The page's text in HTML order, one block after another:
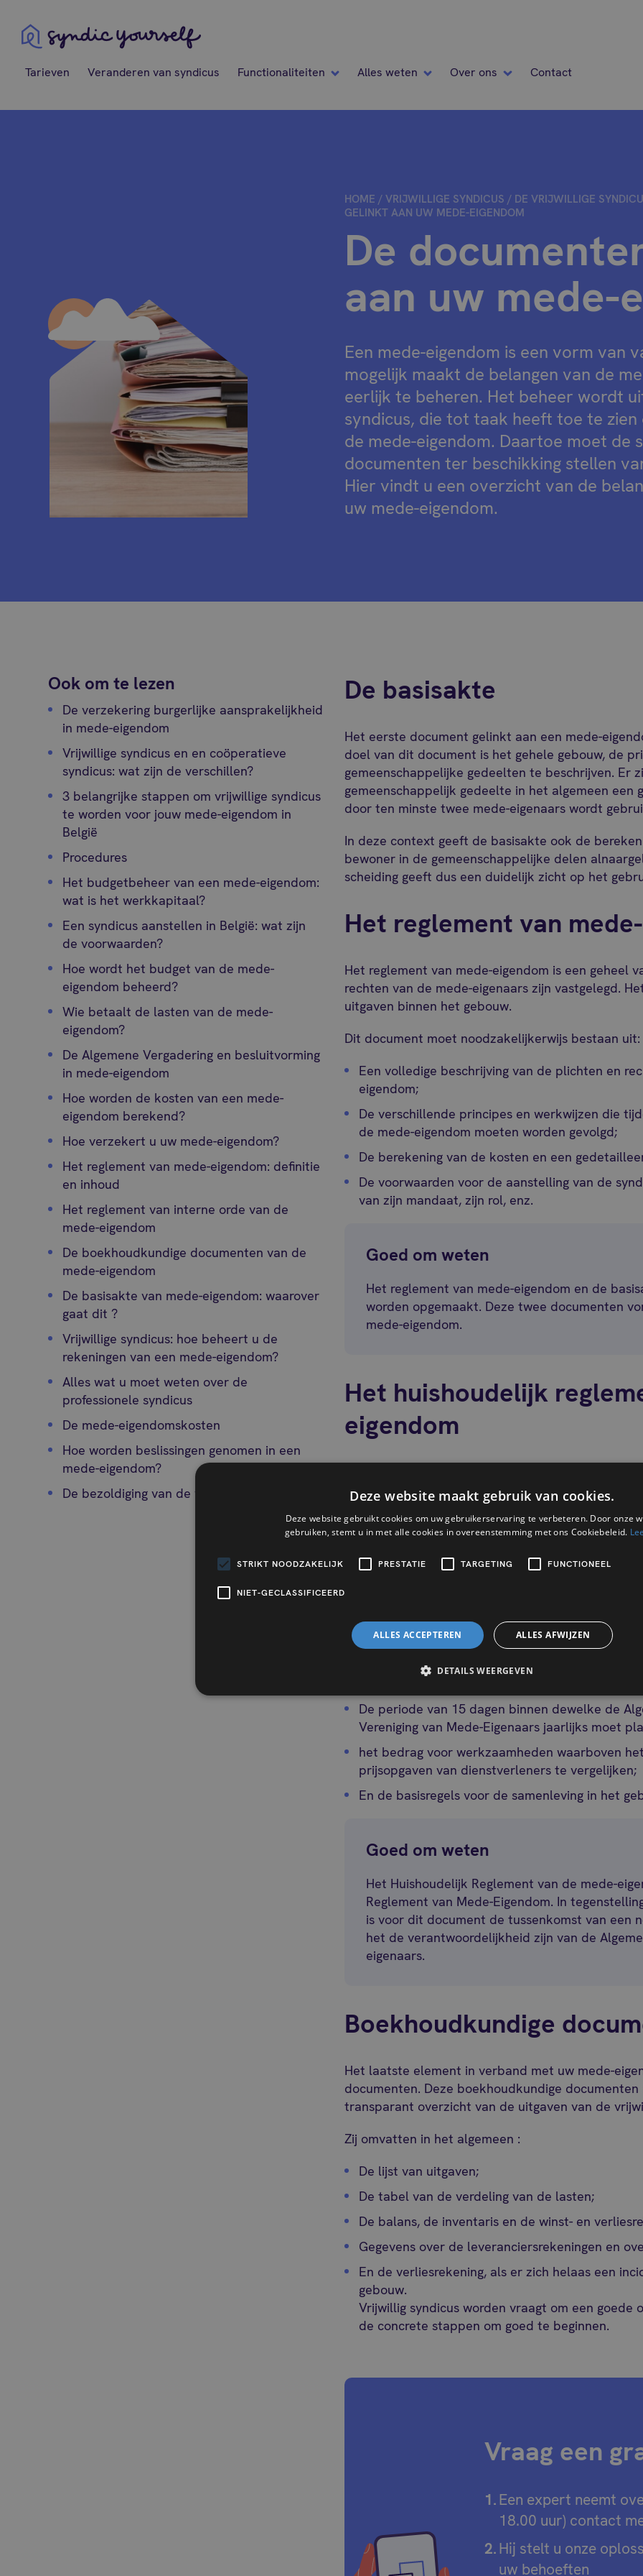
Syndic Yourself
Tarieven Veranderen van syndicus Functionaliteiten Alles weten Over ons Contact
HOME /VRIJWILLIGE SYNDICUS / DE VRIJWILLIGE
GELINKT AAN UW MEDE-EIGENDOM
De
aan uw mede-
Een mede-eigendom is een vorm van
mogelijk maakt de belangen van de
eerlijk te beheren. Het beheer wordt
syndicus, die tot taak heeft toe te
de mede-eigendom. Daartoe moet de
documenten ter beschikking stellen
Hier vindt u een overzicht van de
uw mede-eigendom.
Ook om te lezen
De verzekering burgerlijke aansprakelijkheid
in mede-eigendom
Vrijwillige syndicus en en coöperatieve
syndicus: wat zijn de verschillen?
3 belangrijke stappen om vrijwillige syndicus
te worden voor jouw mede-eigendom in
België
Procedures
Het budgetbeheer van een mede-eigendom:
wat is het werkkapitaal?
Een syndicus aanstellen in België: wat zijn
de voorwaarden?
Hoe wordt het budget van de mede-
eigendom beheerd?
Wie betaalt de lasten van de mede-
eigendom?
De Algemene Vergadering en besluitvorming
in mede-eigendom
Hoe worden de kosten van een mede-
eigendom berekend?
Hoe verzekert u uw mede-eigendom?
Het reglement van mede-eigendom: definitie
en inhoud
Het reglement van interne orde van de
mede-eigendom
De boekhoudkundige documenten van de
mede-eigendom
De basisakte van mede-eigendom: waarover
gaat dit ?
Vrijwillige syndicus: hoe beheert u de
rekeningen van een mede-eigendom?
Alles wat u moet weten over de
professionele syndicus
De mede-eigendomskosten
Hoe worden beslissingen genomen in een
mede-eigendom?
De bezoldiging van de vrijwillige syndicus
De basisakte
Het eerste document gelinkt aan een mede-
doel van dit document is het gehele gebouw, de
gemeenschappelijke gedeelten te beschrijven. Er
gemeenschappelijk gedeelte in het algemeen een
door ten minste twee mede-eigenaars wordt
In deze context geeft de basisakte ook de
bewoner in de gemeenschappelijke delen
scheiding geeft dus een duidelijk zicht op het
Het reglement van
Het reglement van mede-eigendom is een geheel
rechten van de mede-eigenaars zijn vastgelegd.
uitgaven binnen het gebouw.
Dit document moet noodzakelijkerwijs bestaan uit:
Een volledige beschrijving van de plichten en
eigendom;
De verschillende principes en werkwijzen die
de mede-eigendom moeten worden gevolgd;
De berekening van de kosten en een
De voorwaarden voor de aanstelling van de
van zijn mandaat, zijn rol, enz.
Goed om weten
Het reglement van mede-eigendom en de
worden opgemaakt. Deze twee documenten
mede-eigendom.
Het huishoudelijk
eigendom
Naast de hierboven vermelde documenten moet
huishoudelijk reglement hebben. Deze heeft als
gemeenschap te reguleren en de harmonie
Daartoe stelt het verschillende regels vast om de
Het huishoudelijk reglement van de mede-
elementen bevatten:
De periode van 15 dagen binnen dewelke de
Vereniging van Mede-Eigenaars jaarlijks moet
het bedrag voor werkzaamheden waarboven
prijsopgaven van dienstverleners te vergelijken;
En de basisregels voor de samenleving in het
Goed om weten
Het Huishoudelijk Reglement van de mede-
Reglement van Mede-Eigendom. In
is voor dit document de tussenkomst van een
het de verantwoordelijkheid zijn van de
eigenaars.
Boekhoudkundige
Het laatste element in verband met uw mede-
documenten. Deze boekhoudkundige
transparant overzicht van de uitgaven van de
Zij omvatten in het algemeen :
De lijst van uitgaven;
De tabel van de verdeling van de lasten;
De balans, de inventaris en de winst- en
Gegevens over de leveranciersrekeningen en
En de verliesrekening, als er zich helaas een
gebouw.
Vrijwillig syndicus worden vraagt om een goede
de concrete stappen om goed te beginnen.
Vraag een
Een expert neemt
18.00 uur) contact
Hij stelt u onze
uw behoeften
Deze website maakt gebruik van cookies.
Deze website gebruikt cookies om uw gebruikerservaring te verbeteren. Door onze
gebruiken, stemt u in met alle cookies in overeenstemming met ons Cookiebeleid.
STRIKT NOODZAKELIJK PRESTATIE TARGETING FUNCTIONEEL
NIET-GECLASSIFICEERD
ALLES ACCEPTEREN ALLES AFWIJZEN
DETAILS WEERGEVEN